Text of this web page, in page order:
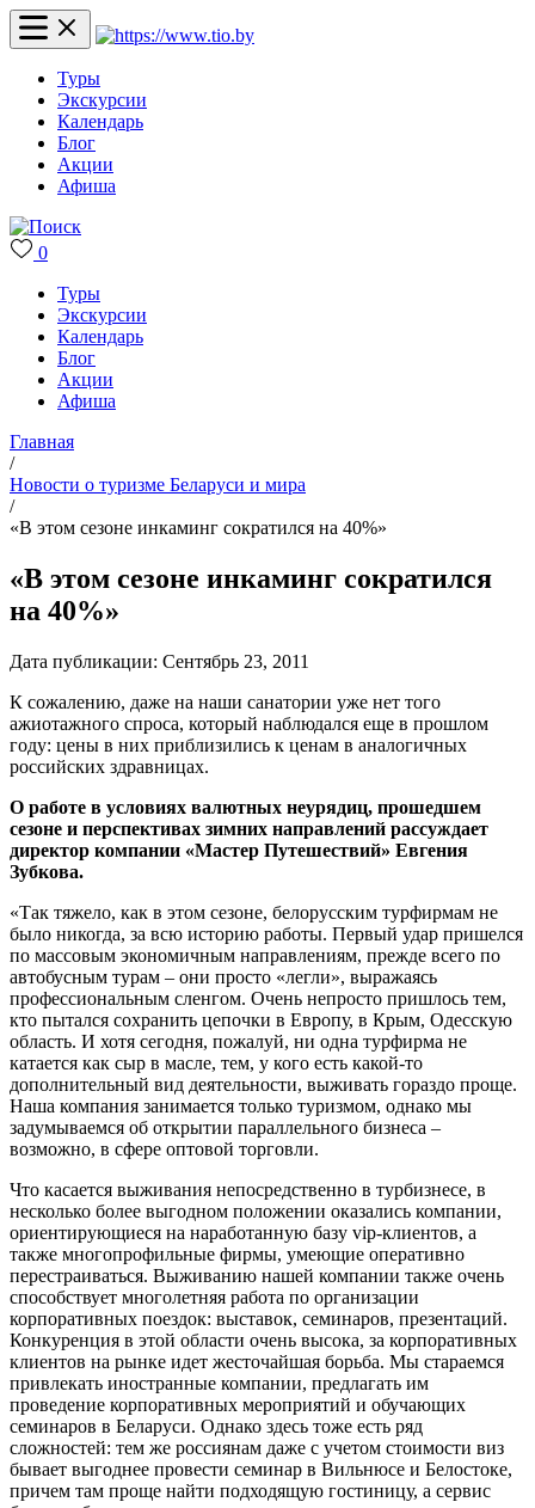
Туры
Экскурсии
Календарь
Блог
Акции
Афиша
0
Туры
Экскурсии
Календарь
Блог
Акции
Афиша
Главная
/
Новости о туризме Беларуси и мира
/
«В этом сезоне инкаминг сократился на 40%»
«В этом сезоне инкаминг сократился
на 40%»
Дата публикации: Сентябрь 23, 2011
К сожалению, даже на наши санатории уже нет того
ажиотажного спроса, который наблюдался еще в прошлом
году: цены в них приблизились к ценам в аналогичных
российских здравницах.
О работе в условиях валютных неурядиц, прошедшем
сезоне и перспективах зимних направлений рассуждает
директор компании «Мастер Путешествий» Евгения
Зубкова.
«Так тяжело, как в этом сезоне, белорусским турфирмам не
было никогда, за всю историю работы. Первый удар пришелся
по массовым экономичным направлениям, прежде всего по
автобусным турам – они просто «легли», выражаясь
профессиональным сленгом. Очень непросто пришлось тем,
кто пытался сохранить цепочки в Европу, в Крым, Одесскую
область. И хотя сегодня, пожалуй, ни одна турфирма не
катается как сыр в масле, тем, у кого есть какой-то
дополнительный вид деятельности, выживать гораздо проще.
Наша компания занимается только туризмом, однако мы
задумываемся об открытии параллельного бизнеса –
возможно, в сфере оптовой торговли.
Что касается выживания непосредственно в турбизнесе, в
несколько более выгодном положении оказались компании,
ориентирующиеся на наработанную базу vip-клиентов, а
также многопрофильные фирмы, умеющие оперативно
перестраиваться. Выживанию нашей компании также очень
способствует многолетняя работа по организации
корпоративных поездок: выставок, семинаров, презентаций.
Конкуренция в этой области очень высока, за корпоративных
клиентов на рынке идет жесточайшая борьба. Мы стараемся
привлекать иностранные компании, предлагать им
проведение корпоративных мероприятий и обучающих
семинаров в Беларуси. Однако здесь тоже есть ряд
сложностей: тем же россиянам даже с учетом стоимости виз
бывает выгоднее провести семинар в Вильнюсе и Белостоке,
причем там проще найти подходящую гостиницу, а сервис